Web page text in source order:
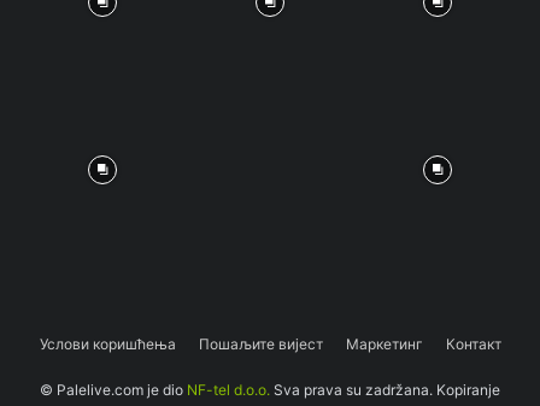
Услови коришћења Пошаљите вијест Маркетинг Контакт
© Palelive.com je dio NF-tel d.o.o. Sva prava su zadržana. Kopiranje